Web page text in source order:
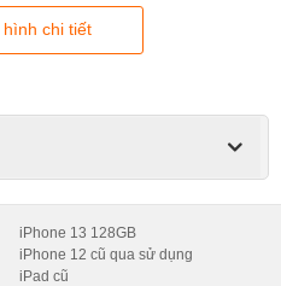
chi tiết
iPhone 13 128GB
iPhone 12 cũ qua sử dụng
iPad cũ